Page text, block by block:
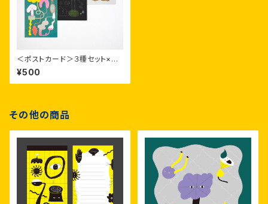
＜ポストカード＞３種セット×１
枚（つながるいきものたち 線の
いきものたち 古代のいきものた
ち）
¥500
その他の商品